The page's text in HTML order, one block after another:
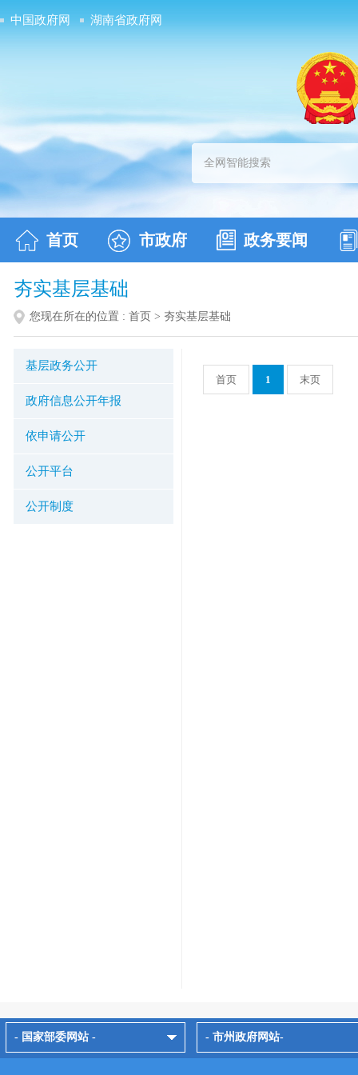
中国政府网 湖南省政府网
首页 市政府 政务要闻
夯实基层基础
您现在所在的位置 : 首页 > 夯实基层基础
基层政务公开
政府信息公开年报
依申请公开
公开平台
公开制度
首页 1 末页
- 国家部委网站 - - 市州政府网站-